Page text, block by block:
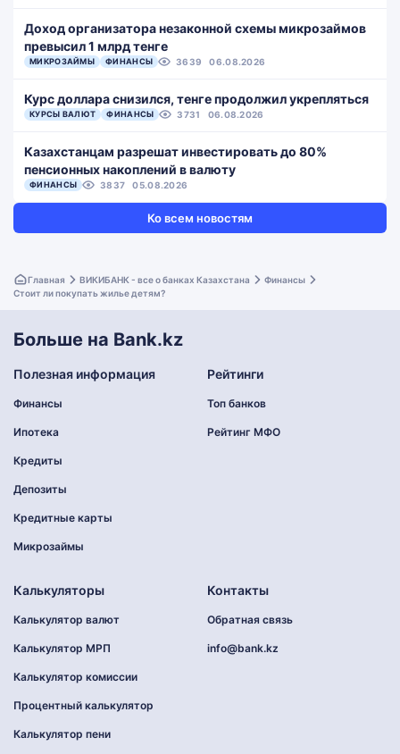
Доход организатора незаконной схемы микрозаймов
превысил 1 млрд тенге
МИКРОЗАЙМЫ ФИНАНСЫ 3639 06.08.2026
Курс доллара снизился, тенге продолжил укрепляться
КУРСЫ ВАЛЮТ ФИНАНСЫ 3731 06.08.2026
Казахстанцам разрешат инвестировать до 80%
пенсионных накоплений в валюту
ФИНАНСЫ 3837 05.08.2026
Ко всем новостям
Главная ВИКИБАНК - все о банках Казахстана
Финансы
Стоит ли покупать жилье детям?
Больше на Bank.kz
Полезная информация
Финансы
Ипотека
Кредиты
Депозиты
Кредитные карты
Микрозаймы
Рейтинги
Топ банков
Рейтинг МФО
Калькуляторы
Калькулятор валют
Калькулятор МРП
Калькулятор комиссии
Процентный калькулятор
Калькулятор пени
Контакты
Обратная связь
info@bank.kz